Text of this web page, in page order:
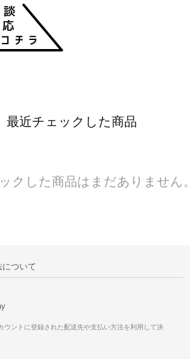
最近チェックした商品
クした商品はまだありません。
ついて
ウントに登録された配送先や支払い方法を利用して決